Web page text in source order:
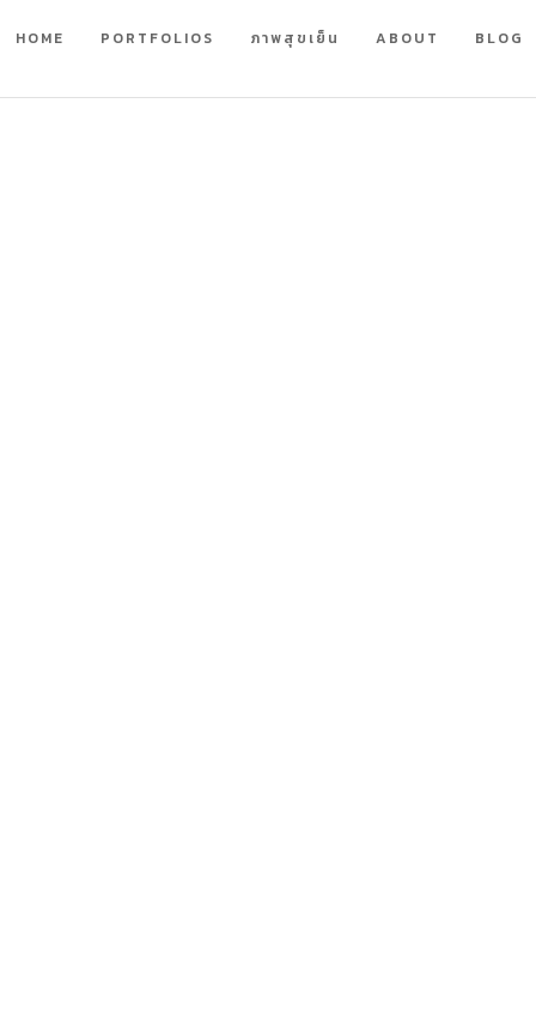
HOME PORTFOLIOS ภาพสุขเย็น ABOUT BLOG